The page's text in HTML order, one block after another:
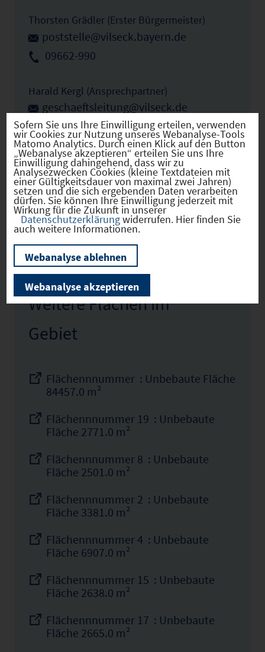
Thorsten Grädler (Erster Bürgermeister)
poststelle@vilseck.bayern.de
09662-990
Harald Kergl (Ansprechpartner)
geschaeftsleitung@vilseck.de
09662-99-20
IHK Ansprechpartner
Sibylle Aumer
aumer@regensburg.ihk.de
Weitere Flächen im
Gebiet
Flächennnummer : Unbebaute Fläche
84457.0 m²
Flächennnummer 19 : Unbebaute
Fläche 2771.0 m²
Flächennnummer 8 : Unbebaute
Fläche 2501.0 m²
Flächennnummer 2 : Unbebaute
Fläche 3381.0 m²
Flächennnummer 4 : Unbebaute
Fläche 6907.0 m²
Flächennnummer 15 : Unbebaute
Fläche 2638.0 m²
Flächennnummer 17 : Unbebaute
Fläche 2665.0 m²
Sofern Sie uns Ihre Einwilligung erteilen, verwenden
wir Cookies zur Nutzung unseres Webanalyse-Tools
Matomo Analytics. Durch einen Klick auf den Button
„Webanalyse akzeptieren“ erteilen Sie uns Ihre
Einwilligung dahingehend, dass wir zu
Analysezwecken Cookies (kleine Textdateien mit
einer Gültigkeitsdauer von maximal zwei Jahren)
setzen und die sich ergebenden Daten verarbeiten
dürfen. Sie können Ihre Einwilligung jederzeit mit
Wirkung für die Zukunft in unserer
Datenschutzerklärungwiderrufen. Hier finden Sie
auch weitere Informationen.
Webanalyse ablehnen
Webanalyse akzeptieren